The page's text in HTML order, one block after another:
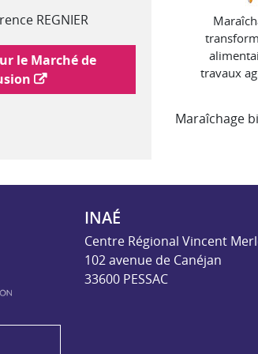
REGNIER
l'inclusion
le Marché de
travaux
Maraîchage
INAE - Agir ensemble pour l'insertion
INAÉ
Centre Régional Vincent
102 avenue de Canéjan
33600 PESSAC